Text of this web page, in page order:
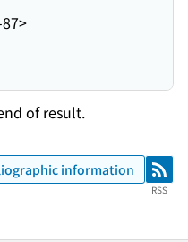
of result.
information RSS
RSS